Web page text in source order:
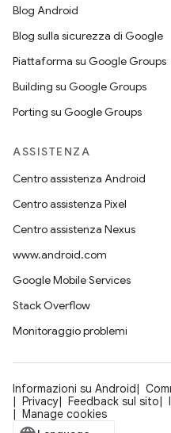
Blog Android
Blog sulla sicurezza di Google
Piattaforma su Google Groups
Building su Google Groups
Porting su Google Groups
ASSISTENZA
Centro assistenza Android
Centro assistenza Pixel
Centro assistenza Nexus
www.android.com
Google Mobile Services
Stack Overflow
Monitoraggio problemi
Informazioni su Android
Privacy
Feedback sul sito
Manage cookies